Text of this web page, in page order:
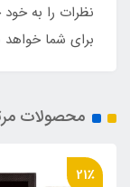
نظرات را به
برای شما خواهد
محصولات
21٪